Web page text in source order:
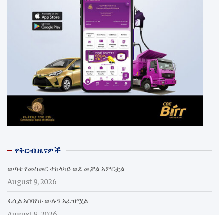
የቅርብ ዜናዎች
ወጣቱ የመስመር ተከላካይ ወደ መቻል አምርቷል
August 9, 2026
ፋሲል አበባየሁ ውሉን አራዝሟል